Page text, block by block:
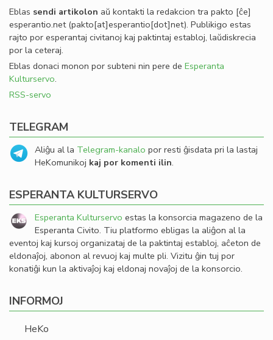
Eblas sendi artikolon aŭ kontakti la redakcion tra pakto [ĉe]
esperantio.net(pakto[at]esperantio[dot]net). Publikigo estas
rajto por esperantaj civitanoj kaj paktintaj establoj, laŭdiskrecia
por la ceteraj.
Eblas donaci monon por subteni nin pere de Esperanta
Kulturservo.
RSS-servo
TELEGRAM
Aliĝu al la Telegram-kanalo por resti ĝisdata pri la lastaj
HeKomunikoj kaj por komenti ilin.
ESPERANTA KULTURSERVO
Esperanta Kulturservo estas la konsorcia magazeno de la
Esperanta Civito. Tiu platformo ebligas la aliĝon al la
eventoj kaj kursoj organizataj de la paktintaj establoj, aĉeton de
eldonaĵoj, abonon al revuoj kaj multe pli. Vizitu ĝin tuj por
konatiĝi kun la aktivaĵoj kaj eldonaj novaĵoj de la konsorcio.
INFORMOJ
HeKo